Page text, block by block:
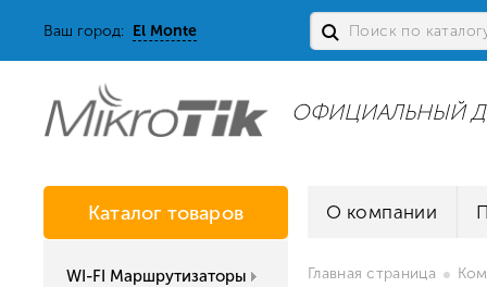
Ваш город: El Monte
ОФИЦИАЛЬНЫЙ
Каталог товаров
WI-FI Маршрутизаторы
О компании
Главная страница